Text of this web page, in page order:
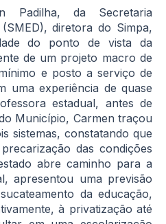
Padilha, da Secretaria
diretora do Simpa,
do ponto de vista da
de um projeto macro de
e posto a serviço de
uma experiência de quase
estadual, antes de
Município, Carmen traçou
sistemas, constatando que
das condições
abre caminho para a
apresentou uma previsão
da educação,
à privatização até